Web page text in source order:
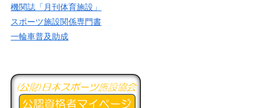
機関誌「月刊体育施設」
スポーツ施設関係専門書
一輪車普及助成